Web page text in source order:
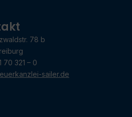
78 b
70 321 – 0
sailer.de